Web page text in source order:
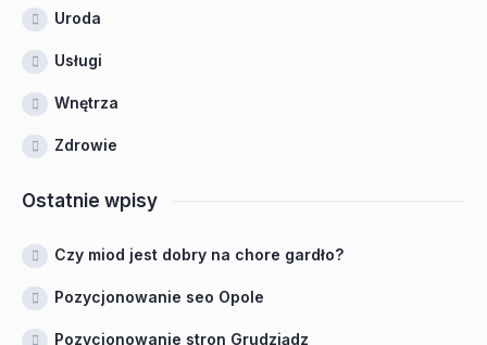
Uroda
Usługi
Wnętrza
Zdrowie
Ostatnie wpisy
Czy miod jest dobry na chore gardło?
Pozycjonowanie seo Opole
Pozycjonowanie stron Grudziądz